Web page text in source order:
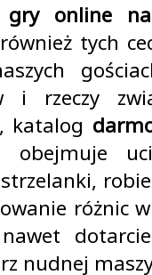
gry online
tych
i rzeczy
katalog
obejmuje
różnic
nudnej